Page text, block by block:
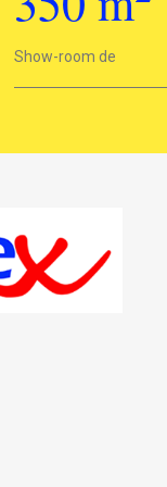
Show-room de